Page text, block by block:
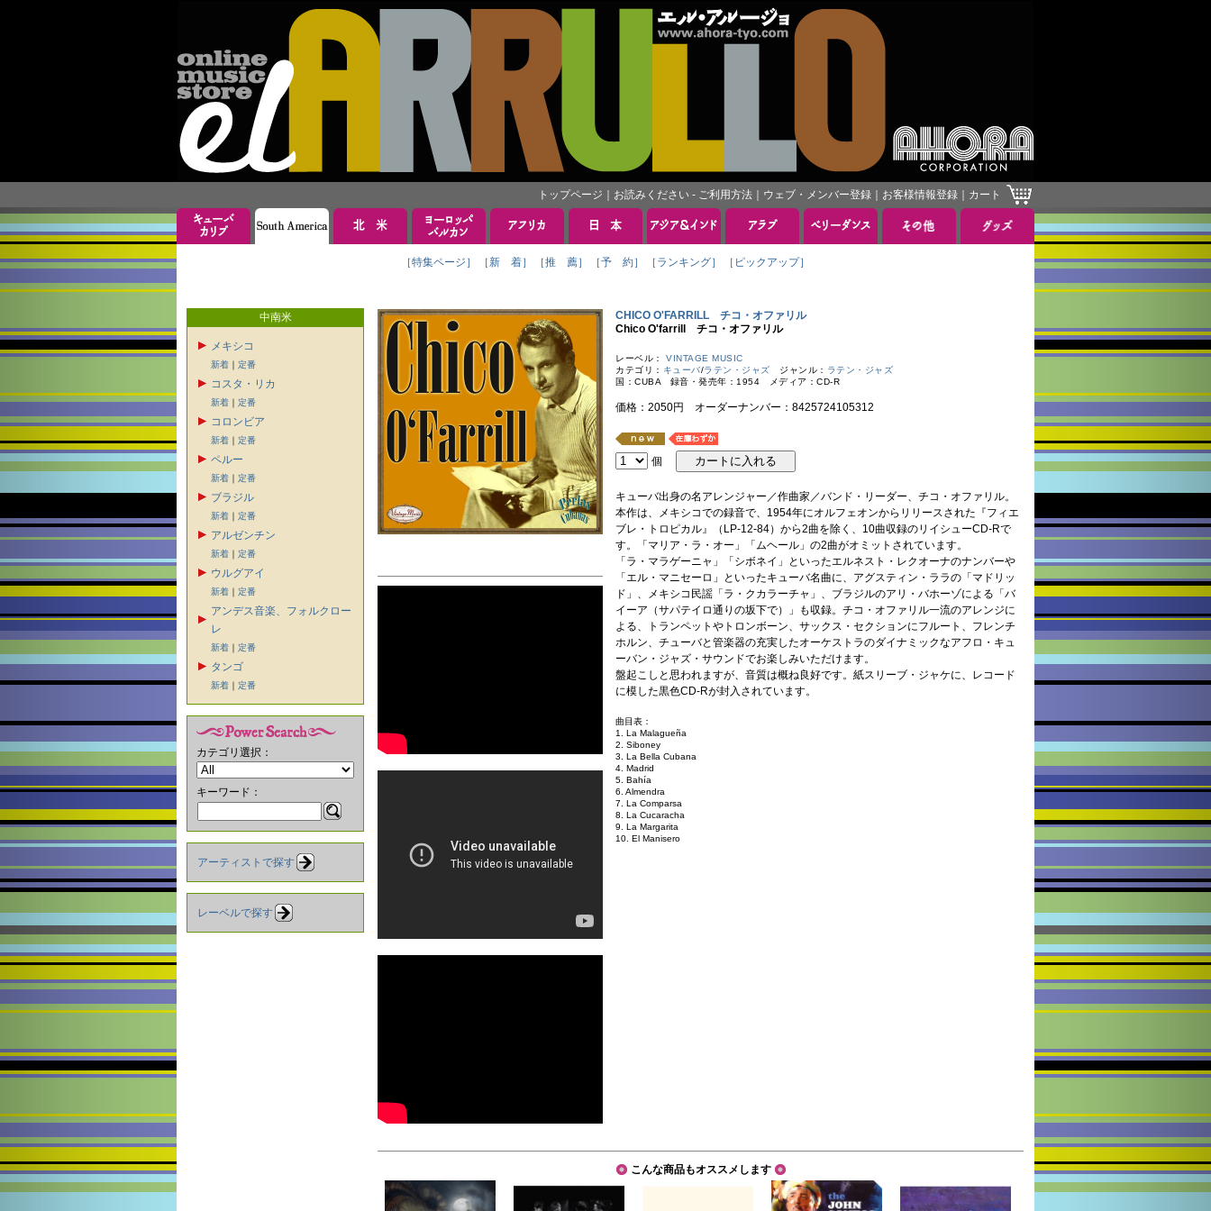
トップページ お読みください - ご利用方法 ウェブ・メンバー登録 お客様情報登録 カート
［特集ページ］ ［新 着］ ［推 薦］ ［予 約］ ［ランキング］ ［ピックアップ］
中南米
メキシコ
新着 ｜ 定番
コスタ・リカ
新着 ｜ 定番
コロンビア
新着 ｜ 定番
ペルー
新着 ｜ 定番
ブラジル
新着 ｜ 定番
アルゼンチン
新着 ｜ 定番
ウルグアイ
新着 ｜ 定番
アンデス音楽、フォルクロー
レ
新着 ｜ 定番
タンゴ
新着 ｜ 定番
カテゴリ選択：
キーワード：
アーティストで探す
レーベルで探す
CHICO O'FARRILL チコ・オファリル
Chico O'farrill チコ・オファリル
レーベル： VINTAGE MUSIC
カテゴリ： キューバ/ラテン・ジャズ ジャンル： ラテン・ジャズ
国：CUBA 録音・発売年：1954 メディア：CD-R
価格：2050円 オーダーナンバー：8425724105312
個
キューバ出身の名アレンジャー／作曲家／バンド・リーダー、チコ・オファリル。
本作は、メキシコでの録音で、1954年にオルフェオンからリリースされた『フィエ
ブレ・トロピカル』（LP-12-84）から2曲を除く、10曲収録のリイシューCD-Rで
す。「マリア・ラ・オー」「ムヘール」の2曲がオミットされています。
「ラ・マラゲーニャ」「シボネイ」といったエルネスト・レクオーナのナンバーや
「エル・マニセーロ」といったキューバ名曲に、アグスティン・ララの「マドリッ
ド」、メキシコ民謡「ラ・クカラーチャ」、ブラジルのアリ・バホーゾによる「バ
イーア（サパテイロ通りの坂下で）」も収録。チコ・オファリル一流のアレンジに
よる、トランペットやトロンボーン、サックス・セクションにフルート、フレンチ
ホルン、チューバと管楽器の充実したオーケストラのダイナミックなアフロ・キュ
ーバン・ジャズ・サウンドでお楽しみいただけます。
盤起こしと思われますが、音質は概ね良好です。紙スリーブ・ジャケに、レコード
に模した黒色CD-Rが封入されています。
曲目表：
1. La Malagueña
2. Siboney
3. La Bella Cubana
4. Madrid
5. Bahía
6. Almendra
7. La Comparsa
8. La Cucaracha
9. La Margarita
10. El Manisero
こんな商品もオススメします